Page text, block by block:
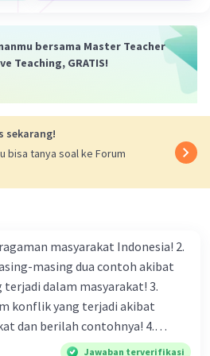
bersama Master Teacher
Teaching, GRATIS!
sekarang!
bisa tanya soal ke Forum
masyarakat Indonesia! 2.
masing dua contoh akibat
dalam masyarakat! 3.
konflik yang terjadi akibat
dan berilah contohnya! 4.
yang memiliki keberagaman
Jawaban terverifikasi